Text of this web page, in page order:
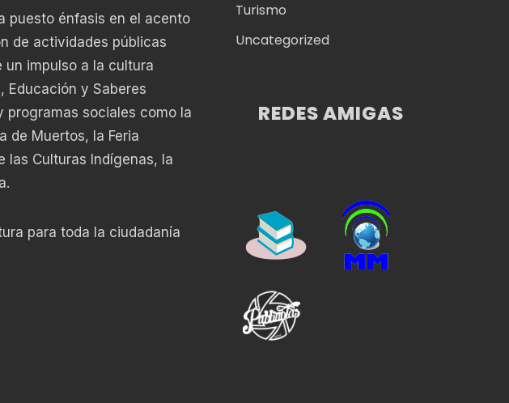
puesto énfasis en el acento
de actividades públicas
impulso a la cultura
Educación y Saberes
programas sociales como la
de Muertos, la Feria
las Culturas Indígenas, la
para toda la ciudadanía
Turismo
Uncategorized
REDES AMIGAS